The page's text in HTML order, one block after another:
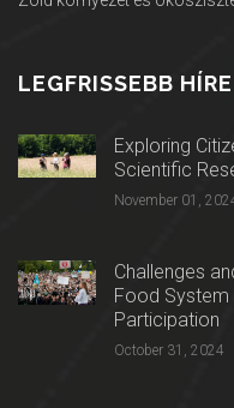
LEGFRISSEBB
Exploring
Scientific
November 01,
Challenges
Food System
Participation
October 31, 2024